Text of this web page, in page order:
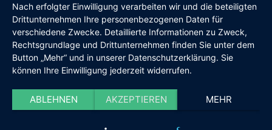
Nach erfolgter Einwilligung verarbeiten wir und die beteiligten
Drittunternehmen Ihre personenbezogenen Daten für
verschiedene Zwecke. Detaillierte Informationen zu Zweck,
Rechtsgrundlage und Drittunternehmen finden Sie unter dem
Button „Mehr“ und in unserer Datenschutzerklärung. Sie
können Ihre Einwilligung jederzeit widerrufen.
ABLEHNEN AKZEPTIEREN MEHR